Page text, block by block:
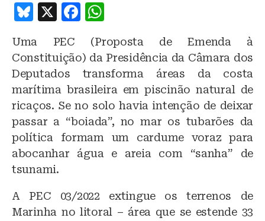
B
e
s
k
y
X
F
c
e
b
o
o
k
at
s
A
p
p
Uma PEC (Proposta de Emenda à
Constituição) da Presidência da Câmara dos
Deputados transforma áreas da costa
marítima brasileira em piscinão natural de
ricaços. Se no solo havia intenção de deixar
passar a “boiada”, no mar os tubarões da
política formam um cardume voraz para
abocanhar água e areia com “sanha” de
tsunami.
A PEC 03/2022 extingue os terrenos de
Marinha no litoral – área que se estende 33